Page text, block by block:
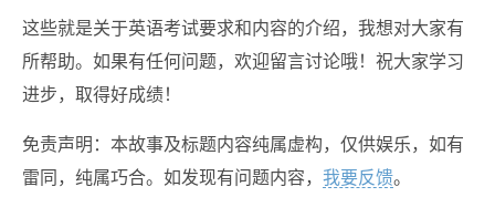
这些就是关于英语考试要求和内容的介绍，我想对大家有
所帮助。如果有任何问题，欢迎留言讨论哦！祝大家学习
进步，取得好成绩！
免责声明：本故事及标题内容纯属虚构，仅供娱乐，如有
雷同，纯属巧合。如发现有问题内容， 我要反馈。